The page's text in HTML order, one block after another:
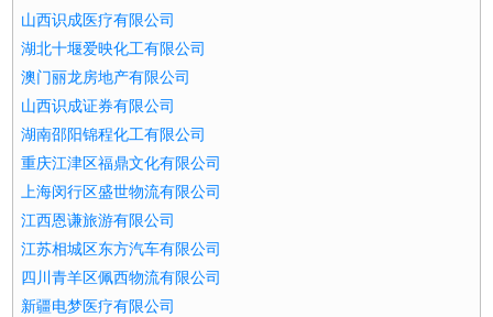
山西识成医疗有限公司
湖北十堰爱映化工有限公司
澳门丽龙房地产有限公司
山西识成证券有限公司
湖南邵阳锦程化工有限公司
重庆江津区福鼎文化有限公司
上海闵行区盛世物流有限公司
江西恩谦旅游有限公司
江苏相城区东方汽车有限公司
四川青羊区佩西物流有限公司
新疆电梦医疗有限公司